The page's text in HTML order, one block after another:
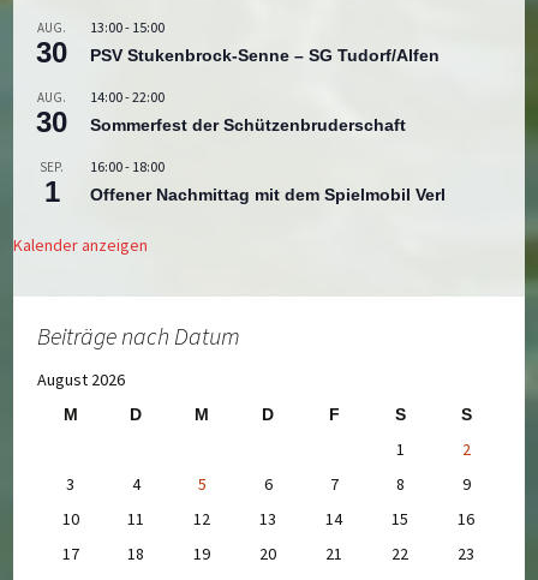
AUG.
30
13:00- 15:00
PSV Stukenbrock-Senne – SG Tudorf/Alfen
AUG.
30
14:00-22:00
Sommerfest der Schützenbruderschaft
SEP.
1
16:00- 18:00
Offener Nachmittag mit dem Spielmobil Verl
Kalender anzeigen
Beiträge nach Datum
August 2026
M D M D F S S
1
2
3
4 5 6 7 8
9
10
11 12 13 14 15
16
17
18 19 20 21 22
23